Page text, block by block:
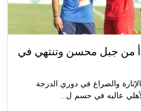
من جبل محسن وتنتهي في
والصراع في دوري الدرجة
الأهلي عاليه في حسم ل...